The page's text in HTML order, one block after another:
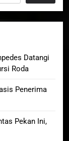
Datangi
Roda
Penerima
Pekan Ini,